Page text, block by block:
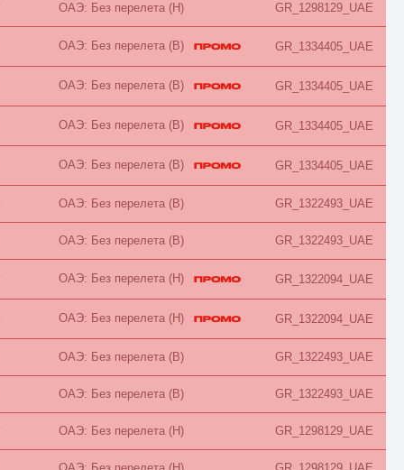
Jacuzzi
Jungle View
Junior Suite
Lagoon
Lake
Lake House
Land
Large
Loft
Luxe
Luxury
Main Building
Maisonette
Mansard
Marina View
Master Suite
Mountain View
No Air Conditioner
No Kitchen
No Terrace
Overwater
Palace
Park
ОАЭ: Без перелета (H) GR_1298129_UAE
ОАЭ: Без перелета (B) GR_1334405_UAE
ОАЭ: Без перелета (B) GR_1334405_UAE
ОАЭ: Без перелета (B) GR_1334405_UAE
ОАЭ: Без перелета (B) GR_1334405_UAE
ОАЭ: Без перелета (B) GR_1322493_UAE
ОАЭ: Без перелета (B) GR_1322493_UAE
ОАЭ: Без перелета (H) GR_1322094_UAE
ОАЭ: Без перелета (H) GR_1322094_UAE
ОАЭ: Без перелета (B) GR_1322493_UAE
ОАЭ: Без перелета (B) GR_1322493_UAE
ОАЭ: Без перелета (H) GR_1298129_UAE